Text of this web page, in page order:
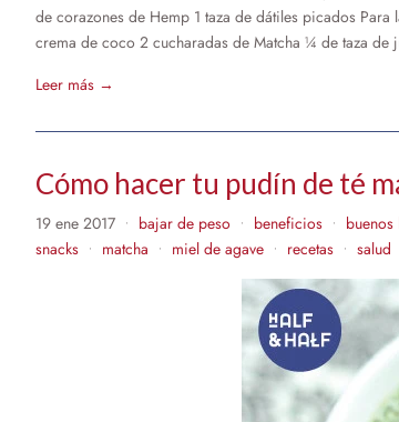
de corazones de Hemp 1 taza de dátiles picados
crema de coco 2 cucharadas de Matcha ¼ de taza
Leer más →
Cómo hacer tu pudín de té
19 ene 2017 • bajar de peso • beneficios •
snacks
• matcha • miel de agave • recetas • salud